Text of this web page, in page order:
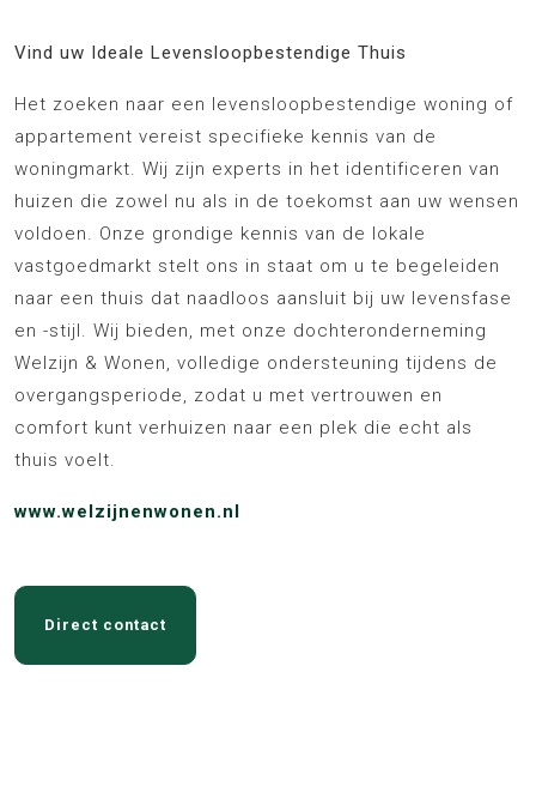
Vind uw Ideale Levensloopbestendige Thuis
Het zoeken naar een levensloopbestendige woning of
appartement vereist specifieke kennis van de
woningmarkt. Wij zijn experts in het identificeren van
huizen die zowel nu als in de toekomst aan uw wensen
voldoen. Onze grondige kennis van de lokale
vastgoedmarkt stelt ons in staat om u te begeleiden
naar een thuis dat naadloos aansluit bij uw levensfase
en -stijl. Wij bieden, met onze dochteronderneming
Welzijn & Wonen, volledige ondersteuning tijdens de
overgangsperiode, zodat u met vertrouwen en
comfort kunt verhuizen naar een plek die echt als
thuis voelt.
www.welzijnenwonen.nl
Direct contact